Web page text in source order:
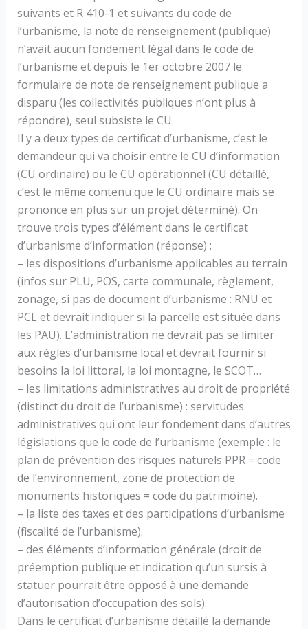
suivants et R 410-1 et suivants du code de
l’urbanisme, la note de renseignement (publique)
n’avait aucun fondement légal dans le code de
l’urbanisme et depuis le 1er octobre 2007 le
formulaire de note de renseignement publique a
disparu (les collectivités publiques n’ont plus à
répondre), seul subsiste le CU.
Il y a deux types de certificat d’urbanisme, c’est le
demandeur qui va choisir entre le CU d’information
(CU ordinaire) ou le CU opérationnel (CU détaillé,
c’est le même contenu que le CU ordinaire mais se
prononce en plus sur un projet déterminé). On
trouve trois types d’élément dans le certificat
d’urbanisme d’information (réponse) :
– les dispositions d’urbanisme applicables au terrain
(infos sur PLU, POS, carte communale, règlement,
zonage, si pas de document d’urbanisme : RNU et
PCL et devrait indiquer si la parcelle est située dans
les PAU). L’administration ne devrait pas se limiter
aux règles d’urbanisme local et devrait fournir si
besoins la loi littoral, la loi montagne, le SCOT…
– les limitations administratives au droit de propriété
(distinct du droit de l’urbanisme) : servitudes
administratives qui ont leur fondement dans d’autres
législations que le code de l’urbanisme (exemple : le
plan de prévention des risques naturels PPR = code
de l’environnement, zone de protection de
monuments historiques = code du patrimoine).
– la liste des taxes et des participations d’urbanisme
(fiscalité de l’urbanisme).
– des éléments d’information générale (droit de
préemption publique et indication qu’un sursis à
statuer pourrait être opposé à une demande
d’autorisation d’occupation des sols).
Dans le certificat d’urbanisme détaillé la demande